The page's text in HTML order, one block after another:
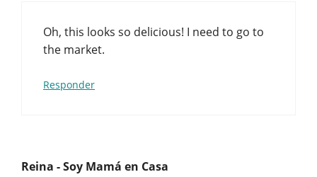
Oh, this looks so delicious! I need to go to
the market.
Responder
Reina - Soy Mamá en Casa